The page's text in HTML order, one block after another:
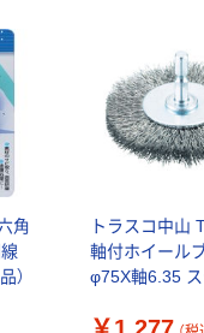
角
）
トラスコ中山
軸付ホイール
φ75X軸6.35 ス
352-1061